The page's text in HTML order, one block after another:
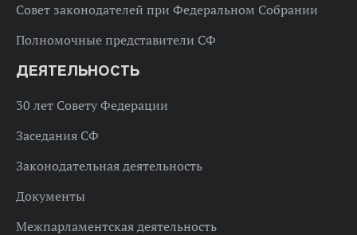
Совет законодателей при Федеральном Собрании
Полномочные представители СФ
ДЕЯТЕЛЬНОСТЬ
30 лет Совету Федерации
Заседания СФ
Законодательная деятельность
Документы
Межпарламентская деятельность